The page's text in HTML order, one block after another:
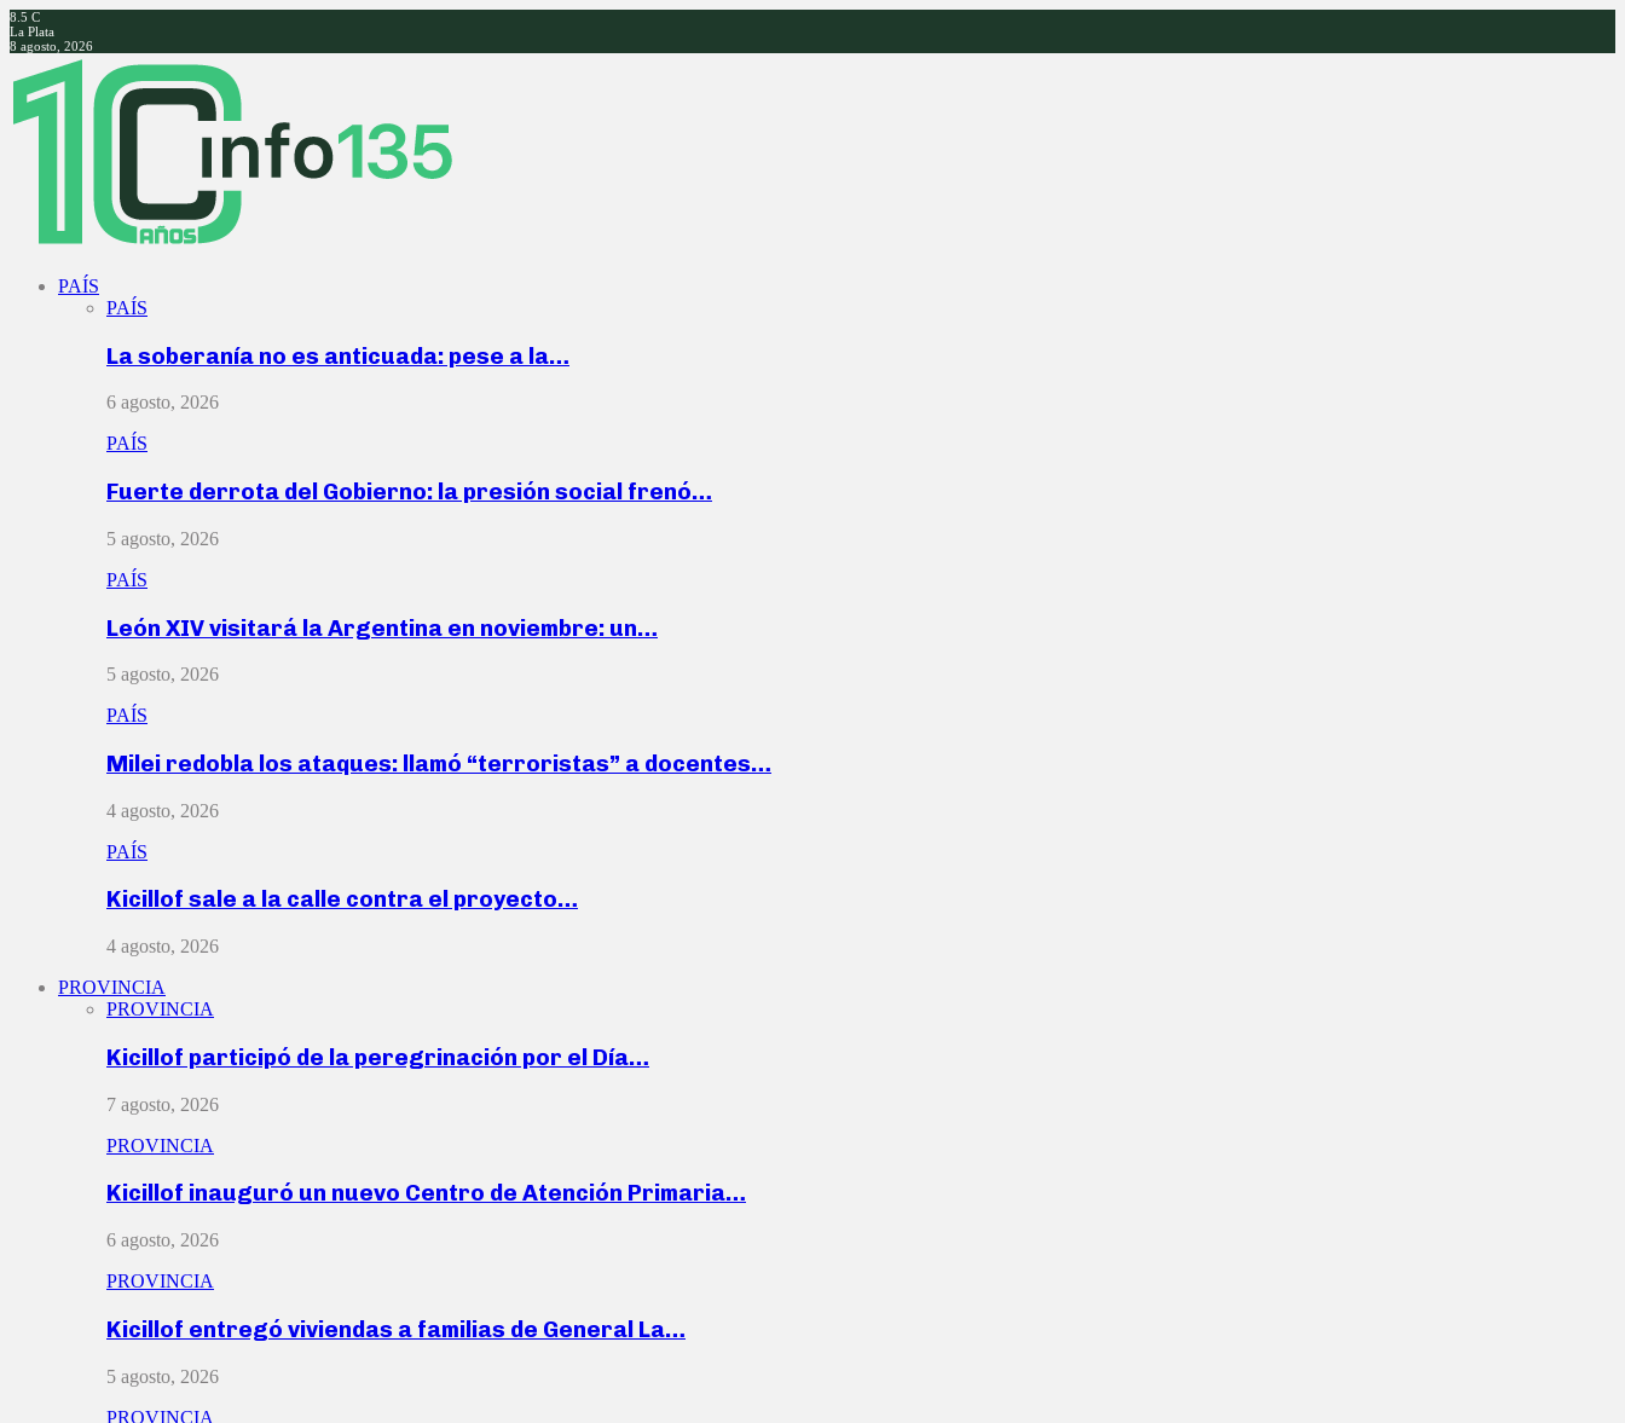
8.5 C
La Plata
8 agosto, 2026
Facebook
Twitter
Instagram
Youtube
PAÍS
PAÍS
La soberanía no es anticuada: pese a la…
6 agosto, 2026
PAÍS
Fuerte derrota del Gobierno: la presión social frenó…
5 agosto, 2026
PAÍS
León XIV visitará la Argentina en noviembre: un…
5 agosto, 2026
PAÍS
Milei redobla los ataques: llamó “terroristas” a docentes…
4 agosto, 2026
PAÍS
Kicillof sale a la calle contra el proyecto…
4 agosto, 2026
PROVINCIA
PROVINCIA
Kicillof participó de la peregrinación por el Día…
7 agosto, 2026
PROVINCIA
Kicillof inauguró un nuevo Centro de Atención Primaria…
6 agosto, 2026
PROVINCIA
Kicillof entregó viviendas a familias de General La…
5 agosto, 2026
PROVINCIA